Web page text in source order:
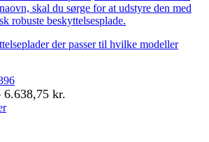
skal du sørge for at udstyre den med
robuste beskyttelsesplade.
der passer til hvilke modeller
6.638,75 kr.